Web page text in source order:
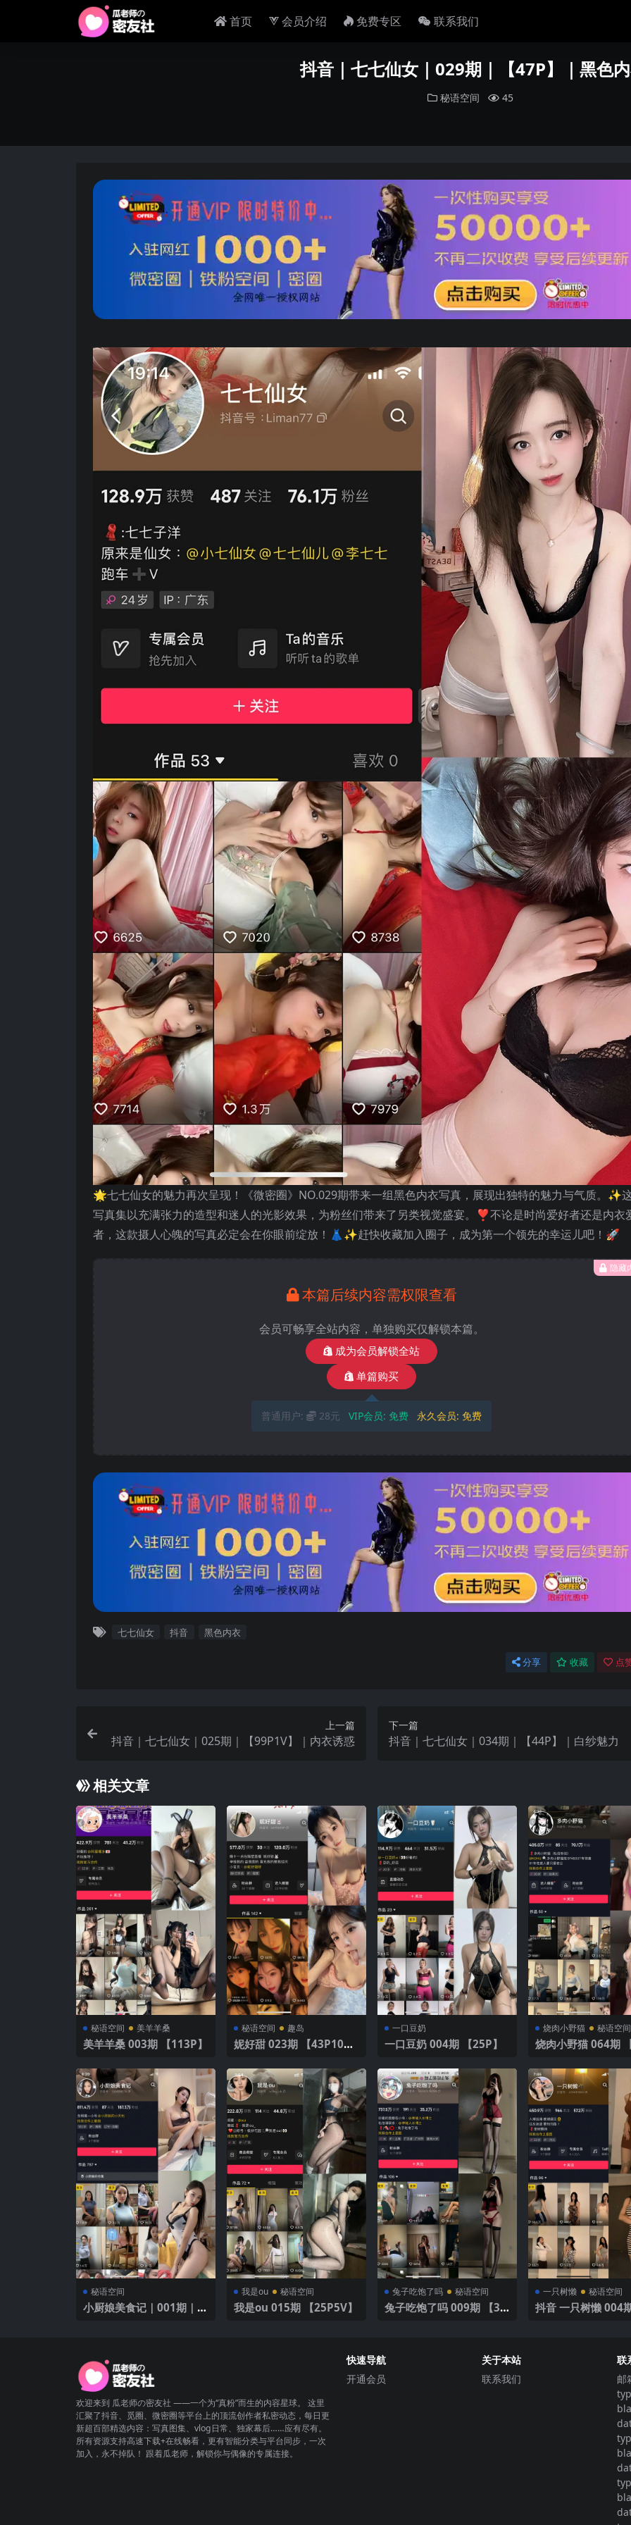
首页 会员介绍 免费专区 联系我们
抖音｜七七仙女｜029期｜【47P】｜黑色
秘语空间 45
🌟七七仙女的魅力再次呈现！《微密圈》NO.029期带来一组黑色内衣写真，展现出独特的魅力与气质。✨
写真集以充满张力的造型和迷人的光影效果，为粉丝们带来了另类视觉盛宴。❣️不论是时尚爱好者还是内衣
者，这款摄人心魄的写真必定会在你眼前绽放！👗✨赶快收藏加入圈子，成为第一个领先的幸运儿吧！🚀
隐藏
本篇后续内容需权限查看
会员可畅享全站内容，单独购买仅解锁本篇。
成为会员解锁全站
单篇购买
普通用户: 28元 VIP会员: 免费 永久会员:免费
七七仙女 抖音 黑色内衣
分享 收藏 点
上一篇
抖音｜七七仙女｜025期｜【99P1V】｜内衣诱惑
下一篇
抖音｜七七仙女｜034期｜【44P】｜白纱魅力
相关文章
秘语空间 美羊羊桑
美羊羊桑 003期 【113P】
秘语空间 趣岛
妮好甜 023期 【43P10
一口豆奶
一口豆奶 004期 【25P】
烧肉小野猫 秘语空间
烧肉小野猫 064期
秘语空间
小厨娘美食记｜001期｜
我是ou 秘语空间
我是ou 015期 【25P5V】
兔子吃饱了吗 秘语空间
兔子吃饱了吗 009期 【36
一只树懒 秘语空间
抖音 一只树懒 004
欢迎来到 瓜老师の密友社 ——一个为“真粉”而生的内容星球。 这里
汇聚了抖音、觅圈、微密圈等平台上的顶流创作者私密动态，每日更
新超百部精选内容：写真图集、vlog日常、独家幕后……应有尽有。
所有资源支持高速下载+在线畅看，更有智能分类与平台同步，一次
加入，永不掉队！ 跟着瓜老师，解锁你与偶像的专属连接。
快速导航
开通会员
关于本站
联系我们
联
邮